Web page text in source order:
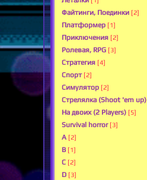
Файтинги, Поединки [2]
Платформер [1]
Приключения [2]
Ролевая, RPG [3]
Стратегия [4]
Спорт [2]
Симулятор [2]
Стрелялка (Shoot 'em up)
На двоих (2 Players) [5]
Survival horror [3]
A [2]
B [1]
C [2]
D [3]